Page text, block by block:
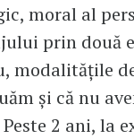
moral al
prin două
modalitățile
și că nu
2 ani, la